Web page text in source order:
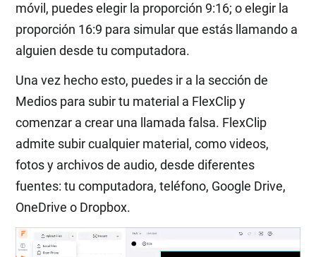
móvil, puedes elegir la proporción 9:16; o elegir la
proporción 16:9 para simular que estás llamando a
alguien desde tu computadora.
Una vez hecho esto, puedes ir a la sección de
Medios para subir tu material a FlexClip y
comenzar a crear una llamada falsa. FlexClip
admite subir cualquier material, como videos,
fotos y archivos de audio, desde diferentes
fuentes: tu computadora, teléfono, Google Drive,
OneDrive o Dropbox.